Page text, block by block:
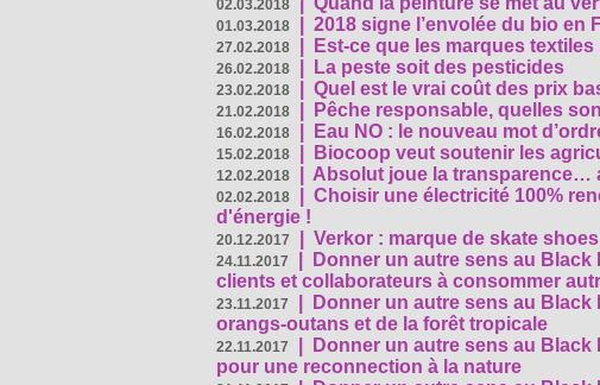
02.03.2018
01.03.2018 2018 signe l’envolée du bio en
27.02.2018 Est-ce que les marques
26.02.2018 La peste soit des pesticides
23.02.2018 Quel est le vrai coût des prix
21.02.2018 Pêche responsable, quelles
16.02.2018 Eau NO : le nouveau mot
15.02.2018 Biocoop veut soutenir les
12.02.2018 Absolut joue la transparence…
02.02.2018
Choisir une électricité 100%
d'énergie !
20.12.2017 Verkor : marque de skate
24.11.2017
Donner un autre sens au
clients et collaborateurs à consommer
23.11.2017
Donner un autre sens au
orangs-outans et de la forêt tropicale
22.11.2017
Donner un autre sens au
pour une reconnection à la nature